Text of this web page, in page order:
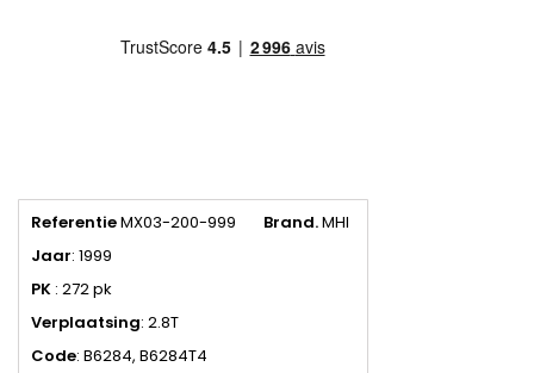
ReferentieMX03-200-999 Brand.MHI
Jaar: 1999
PK : 272 pk
Verplaatsing: 2.8T
Code: B6284, B6284T4